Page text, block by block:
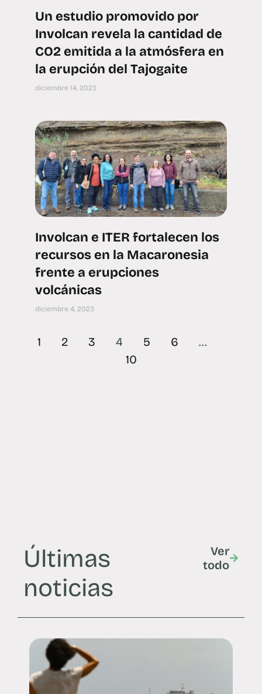
Un estudio promovido por
Involcan revela la cantidad de
CO2 emitida a la atmósfera en
la erupción del Tajogaite
diciembre 14, 2023
Involcan e ITER fortalecen los
recursos en la Macaronesia
frente a erupciones
volcánicas
diciembre 4, 2023
1 2 3 4 5 6
…
10
Últimas
noticias
Ver
todo